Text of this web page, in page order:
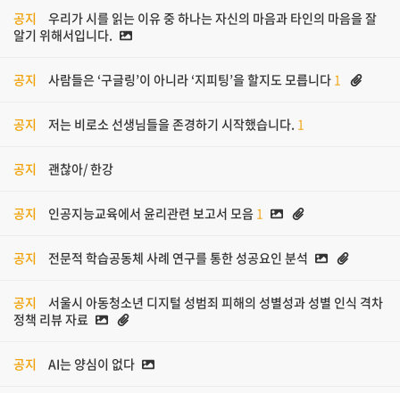
공지
우리가 시를 읽는 이유 중 하나는 자신의 마음과 타인의 마음을 잘
알기 위해서입니다.
공지 사람들은 ‘구글링’이 아니라 ‘지피팅’을 할지도 모릅니다 1
공지 저는 비로소 선생님들을 존경하기 시작했습니다. 1
공지 괜찮아/ 한강
공지 인공지능교육에서 윤리관련 보고서 모음 1
공지 전문적 학습공동체 사례 연구를 통한 성공요인 분석
공지
서울시 아동청소년 디지털 성범죄 피해의 성별성과 성별 인식 격차
정책 리뷰 자료
공지 AI는 양심이 없다